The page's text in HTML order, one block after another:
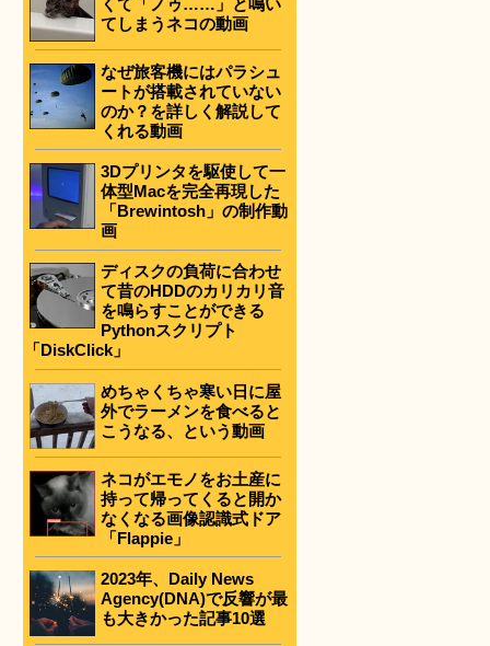
くて「ノゥ……」と鳴い
てしまうネコの動画
なぜ旅客機にはパラシュ
ートが搭載されていない
のか？を詳しく解説して
くれる動画
3Dプリンタを駆使して一
体型Macを完全再現した
「Brewintosh」の制作動
画
ディスクの負荷に合わせ
て昔のHDDのカリカリ音
を鳴らすことができる
Pythonスクリプト
「DiskClick」
めちゃくちゃ寒い日に屋
外でラーメンを食べると
こうなる、という動画
ネコがエモノをお土産に
持って帰ってくると開か
なくなる画像認識式ドア
「Flappie」
2023年、Daily News
Agency(DNA)で反響が最
も大きかった記事10選